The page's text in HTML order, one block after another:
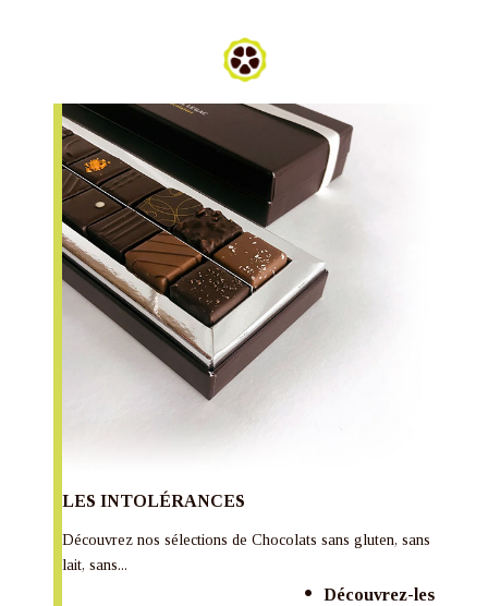
LES INTOLÉRANCES
Découvrez nos sélections de Chocolats sans gluten, sans
lait, sans...
Découvrez-les